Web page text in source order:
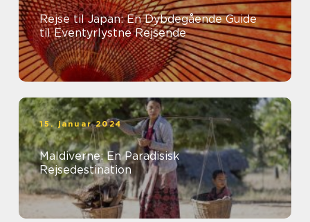
Rejse til Japan: En Dybdegående Guide
til Eventyrlystne Rejsende
15. januar 2024
Maldiverne: En Paradisisk
Rejsedestination